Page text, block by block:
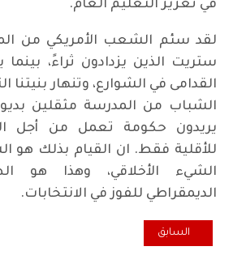
في تعزيز التعليم العام.
لقد سئم الشعب الأمريكي من
ستريت الذين يزدادون ثراءً، بينما
القدامى في الشوارع، وتنهار بنيتنا
الشباب من المدرسة مثقلين
يريدون حكومة تعمل من أجل
للأقلية فقط. ان القيام بذلك هو
الشيء الأخلاقي، وهذا هو
الديمقراطي للفوز في الانتخابات.
المقال السابق: الماركسية والهجرة السكانية *
السابق